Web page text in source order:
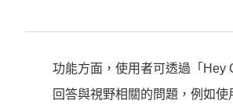
功能方面，使用者可透過「Hey
回答與視野相關的問題，例如